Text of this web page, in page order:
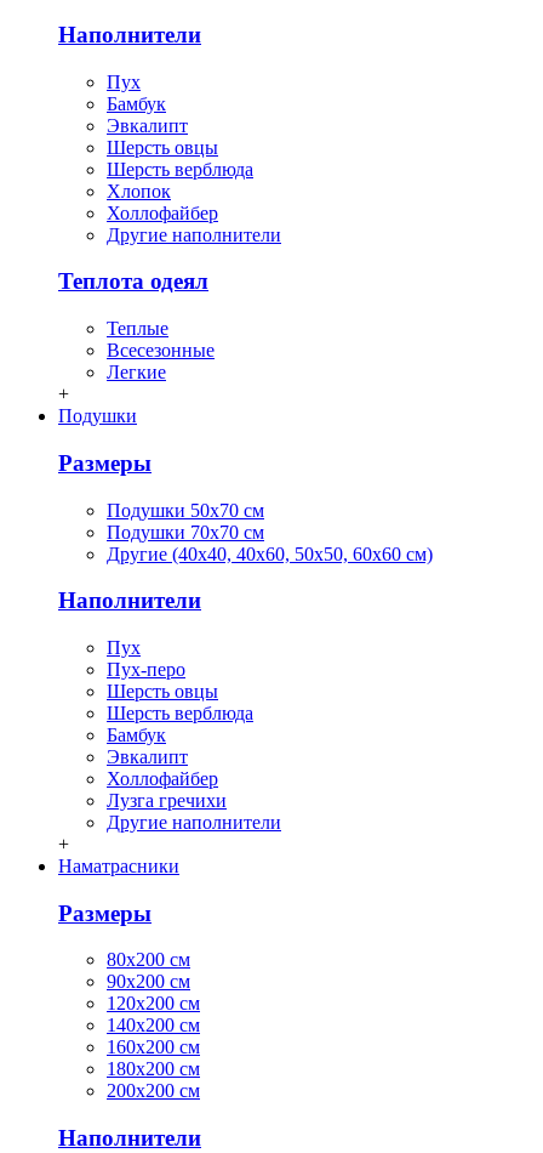
Наполнители
Пух
Бамбук
Эвкалипт
Шерсть овцы
Шерсть верблюда
Хлопок
Холлофайбер
Другие наполнители
Теплота одеял
Теплые
Всесезонные
Легкие
+
Подушки
Размеры
Подушки 50х70 см
Подушки 70х70 см
Другие (40х40, 40х60, 50х50, 60х60 см)
Наполнители
Пух
Пух-перо
Шерсть овцы
Шерсть верблюда
Бамбук
Эвкалипт
Холлофайбер
Лузга гречихи
Другие наполнители
+
Наматрасники
Размеры
80х200 см
90х200 см
120х200 см
140х200 см
160х200 см
180х200 см
200х200 см
Наполнители